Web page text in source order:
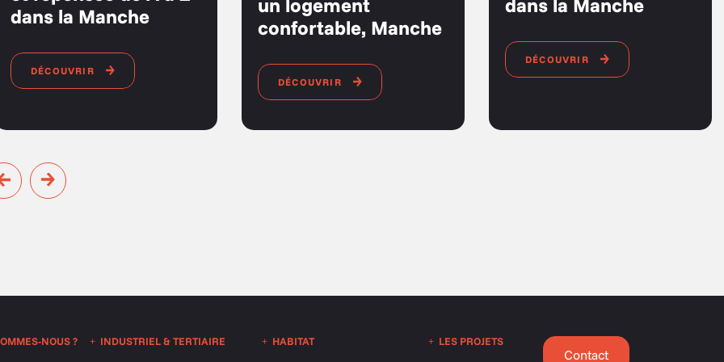
dans la Manche
DÉCOUVRIR
confortable, Manche
DÉCOUVRIR
DÉCOUVRIR
NOUS ? INDUSTRIEL & TERTIAIRE HABITAT LES PROJETS
Contact